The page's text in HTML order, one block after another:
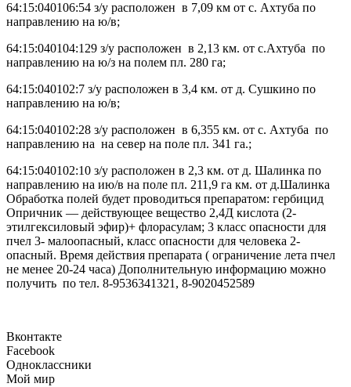
64:15:040106:54 з/у расположен в 7,09 км от с. Ахтуба по
направлению на ю/в;
64:15:040104:129 з/у расположен в 2,13 км. от с.Ахтуба по
направлению на ю/з на полем пл. 280 га;
64:15:040102:7 з/у расположен в 3,4 км. от д. Сушкино по
направлению на ю/в;
64:15:040102:28 з/у расположен в 6,355 км. от с. Ахтуба по
направлению на на север на поле пл. 341 га.;
64:15:040102:10 з/у расположен в 2,3 км. от д. Шалинка по
направлению на ию/в на поле пл. 211,9 га км. от д.Шалинка
Обработка полей будет проводиться препаратом: гербицид
Опричник — действующее вещество 2,4Д кислота (2-
этилгексиловый эфир)+ флорасулам; 3 класс опасности для
пчел 3- малоопасный, класс опасности для человека 2-
опасный. Время действия препарата ( ограничение лета пчел
не менее 20-24 часа) Дополнительную информацию можно
получить по тел. 8-9536341321, 8-9020452589
Вконтакте
Facebook
Одноклассники
Мой мир